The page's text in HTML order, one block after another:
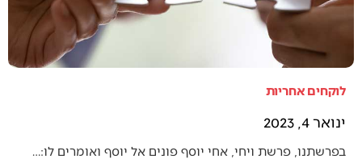
לוקחים אחריות
ינואר 4, 2023
בפרשתנו, פרשת ויחי, אחי יוסף פונים אל יוסף ואומרים לו:…